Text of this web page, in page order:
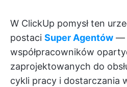
W ClickUp pomysł ten
postaci Super Agentów —
współpracowników
zaprojektowanych do
cykli pracy i dostarczania